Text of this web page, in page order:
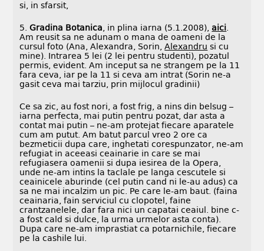
si, in sfarsit,
5.Gradina Botanica , in plina iarna (5.1.2008),aici
Am reusit sa ne adunam o mana de oameni de la
cursul foto (Ana, Alexandra, Sorin,Alexandru si cu
mine). Intrarea 5 lei (2 lei pentru studenti), pozatul
permis, evident. Am inceput sa ne strangem pe la 11
fara ceva, iar pe la 11 si ceva am intrat (Sorin ne-a
gasit ceva mai tarziu, prin mijlocul gradinii)
Ce sa zic, au fost nori, a fost frig, a nins din belsug –
iarna perfecta, mai putin pentru pozat, dar asta a
contat mai putin – ne-am protejat fiecare aparatele
cum am putut. Am batut parcul vreo 2 ore ca
bezmeticii dupa care, inghetati corespunzator, ne-am
refugiat in aceeasi ceainarie in care se mai
refugiasera oamenii si dupa iesirea de la Opera,
unde ne-am intins la taclale pe langa cescutele si
ceainicele aburinde (cel putin cand ni le-au adus) ca
sa ne mai incalzim un pic. Pe care le-am baut. (faina
ceainaria, fain serviciul cu clopotel, faine
crantzanelele, dar fara nici un capatai ceaiul. bine c-
a fost cald si dulce, la urma urmelor asta conta).
Dupa care ne-am imprastiat ca potarnichile, fiecare
pe la cashile lui.